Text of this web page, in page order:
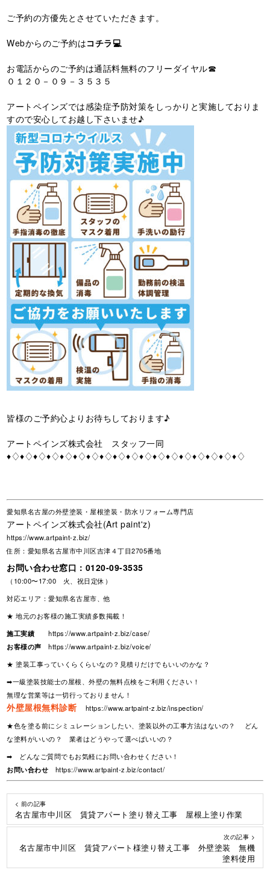
ご予約の方優先とさせていただきます。
Webからのご予約はコチラ💻
お電話からのご予約は通話料無料のフリーダイヤル☎
０１２０－０９－３５３５
アートペインズでは感染症予防対策をしっかりと実施しておりま
すので安心してお越し下さいませ♪
皆様のご予約心よりお待ちしております♪
アートペインズ株式会社 スタッフ一同
♦♢♦♢♦♢♦♢♦♢♦♢♦♢♦♢♦♢♦♢♦♢♦♢♦♢♦♢♦♢♦♢♦♢♦♢
愛知県名古屋の外壁塗装・屋根塗装・防水リフォーム専門店
アートペインズ株式会社(Art paint'z)
https://www.artpaint-z.biz/
住所：愛知県名古屋市中川区吉津４丁目2705番地
お問い合わせ窓口： 0120-09-3535
（10:00〜17:00 火、祝日定休）
対応エリア：愛知県名古屋市、他
★ 地元のお客様の施工実績多数掲載！
施工実績
https://www.artpaint-z.biz/case/
お客様の声
https://www.artpaint-z.biz/voice/
★ 塗装工事っていくらくらいなの？見積りだけでもいいのかな？
➡一級塗装技能士の屋根、外壁の無料点検をご利用ください！
無理な営業等は一切行っておりません！
外壁屋根無料診断
https://www.artpaint-z.biz/inspection/
★色を塗る前にシミュレーションしたい、塗装以外の工事方法はないの？ どん
な塗料がいいの？ 業者はどうやって選べばいいの？
➡ どんなご質問でもお気軽にお問い合わせください！
お問い合わせ
https://www.artpaint-z.biz/contact/
< 前の記事
名古屋市中川区 賃貸アパート塗り替え工事 屋根上塗り作業
次の記事 >
名古屋市中川区 賃貸アパート様塗り替え工事 外壁塗装 無機
塗料使用